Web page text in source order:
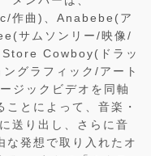
作曲)、Anabebe(ア
サムソンリー/映像/
Cowboy(ドラッ
グラフィック/アート
ジックビデオを同軸
とによって、音楽・
送り出し、さらに音
な発想で取り入れたオ